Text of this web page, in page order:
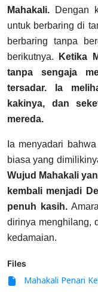
Mahakali.
Dengan
untuk berbaring di
berbaring tanpa
berikutnya.
Ketika
tanpa sengaja
tersadar. Ia
kakinya, dan
mereda.
Ia menyadari
biasa yang
Wujud Mahakali
kembali menjadi
penuh kasih.
dirinya menghilang,
kedamaian.
Files
Mahakali Penari